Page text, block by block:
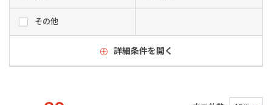
その他
詳細条件を開く